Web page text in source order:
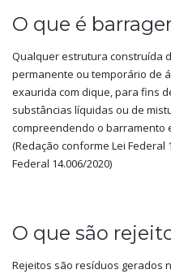
O que é
Qualquer estrutura construída
permanente ou temporário de
exaurida com dique, para fins
substâncias líquidas ou de
compreendendo o barramento
(Redação conforme Lei Federal
Federal 14.006/2020)
O que são
Rejeitos são resíduos gerados